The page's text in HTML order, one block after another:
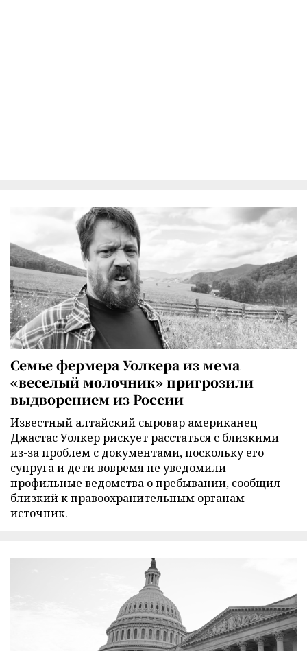
Семье фермера Уолкера из мема
«веселый молочник» пригрозили
выдворением из России
Известный алтайский сыровар американец
Джастас Уолкер рискует расстаться с близкими
из-за проблем с документами, поскольку его
супруга и дети вовремя не уведомили
профильные ведомства о пребывании, сообщил
близкий к правоохранительным органам
источник.